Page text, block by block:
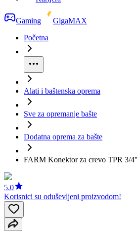
Gaming
GigaMAX
Početna
Alati i baštenska oprema
Sve za opremanje bašte
Dodatna oprema za bašte
FARM Konektor za crevo TPR 3/4''
5.0
Korisnici su oduševljeni proizvodom!